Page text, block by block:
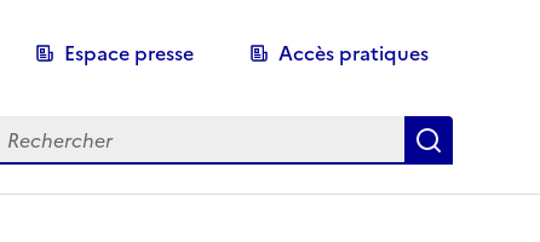
Espace presse Accès pratiques
Recherche